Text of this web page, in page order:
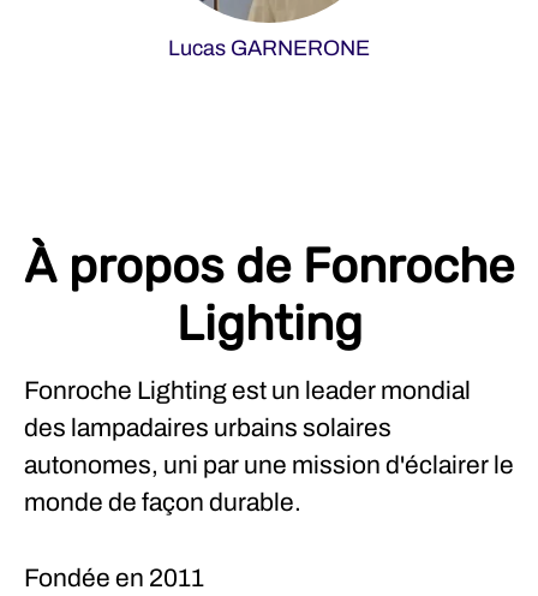
Lucas GARNERONE
À propos de Fonroche
Lighting
Fonroche Lighting est un leader mondial
des lampadaires urbains solaires
autonomes, uni par une mission d'éclairer le
monde de façon durable.
Fondée en 2011